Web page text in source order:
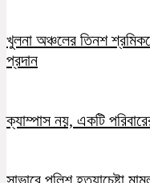
খুলনা অঞ্চলের তিনশ
প্রদান
ক্যাম্পাস নয়, একটি